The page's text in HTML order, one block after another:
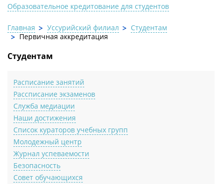
Образовательное кредитование для студентов
Главная Уссурийский филиал
Студентам
Первичная аккредитация
Студентам
Расписание занятий
Рассписание экзаменов
Служба медиации
Наши достижения
Список кураторов учебных групп
Молодежный центр
Журнал успеваемости
Безопасность
Совет обучающихся